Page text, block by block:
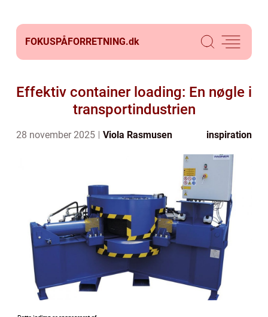
FOKUSPÅFORRETNING.dk
Effektiv container loading: En nøgle i
transportindustrien
28 november 2025 Viola Rasmusen inspiration